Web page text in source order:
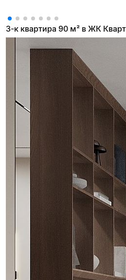
3-к квартира 90 м² в ЖК